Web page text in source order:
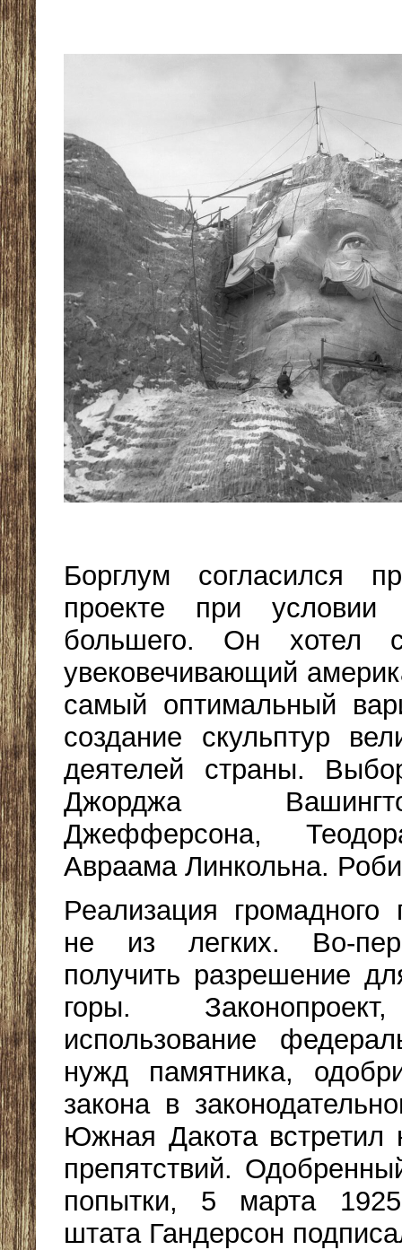
Борглум согласился
проекте при условии
большего. Он хотел
увековечивающий
самый оптимальный
создание скульптур
деятелей страны.
Джорджа
Джефферсона,
Авраама Линкольна.
Реализация
не из легких. Во-
получить разрешение
горы.
использование
нужд памятника,
закона в
Южная Дакота встретил
препятствий.
попытки, 5 марта 1925
штата Гандерсон